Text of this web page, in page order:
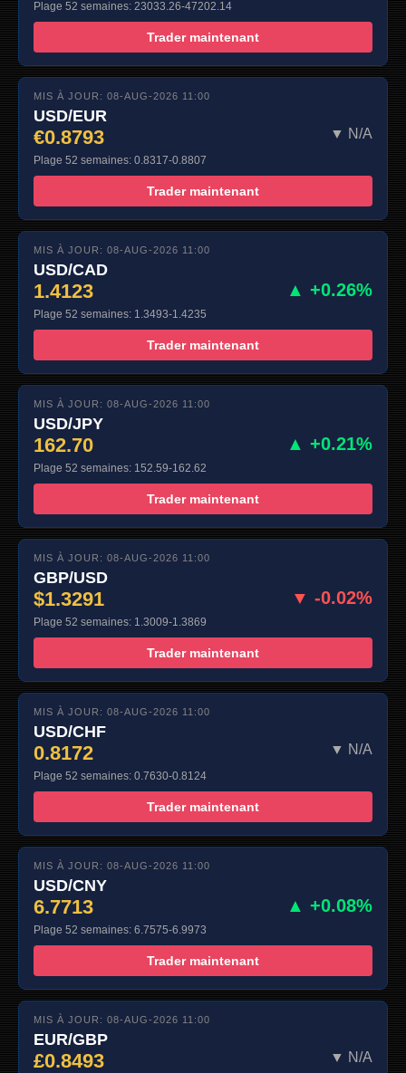
Plage 52 semaines: 23033.26-47202.14
Trader maintenant
MIS À JOUR: 08-AUG-2026 11:00
USD/EUR
€0.8793 ▼ N/A
Plage 52 semaines: 0.8317-0.8807
Trader maintenant
MIS À JOUR: 08-AUG-2026 11:00
USD/CAD
1.4123 ▲ +0.26%
Plage 52 semaines: 1.3493-1.4235
Trader maintenant
MIS À JOUR: 08-AUG-2026 11:00
USD/JPY
162.70 ▲ +0.21%
Plage 52 semaines: 152.59-162.62
Trader maintenant
MIS À JOUR: 08-AUG-2026 11:00
GBP/USD
$1.3291 ▼ -0.02%
Plage 52 semaines: 1.3009-1.3869
Trader maintenant
MIS À JOUR: 08-AUG-2026 11:00
USD/CHF
0.8172 ▼ N/A
Plage 52 semaines: 0.7630-0.8124
Trader maintenant
MIS À JOUR: 08-AUG-2026 11:00
USD/CNY
6.7713 ▲ +0.08%
Plage 52 semaines: 6.7575-6.9973
Trader maintenant
MIS À JOUR: 08-AUG-2026 11:00
EUR/GBP
£0.8493 ▼ N/A